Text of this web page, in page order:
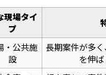
現場タイ
プ
・公共施
設
長期案件が多
を伸